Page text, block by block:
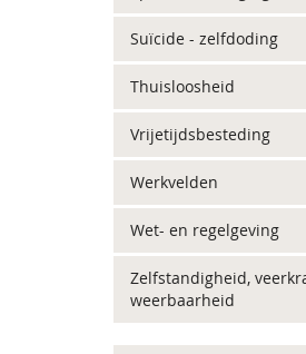
Suïcide - zelfdoding
Thuisloosheid
Vrijetijdsbesteding
Werkvelden
Wet- en regelgeving
Zelfstandigheid,
weerbaarheid